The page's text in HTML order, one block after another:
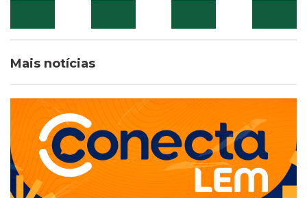
Mais notícias